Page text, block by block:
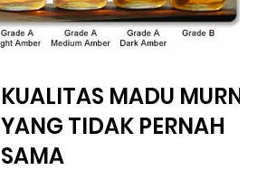
KUALITAS MADU MURNI
YANG TIDAK PERNAH
SAMA